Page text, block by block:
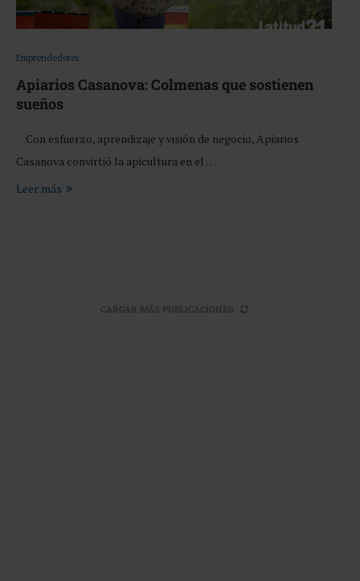
Emprendedores
Apiarios Casanova: Colmenas que sostienen
sueños
Con esfuerzo, aprendizaje y visión de negocio, Apiarios
Casanova convirtió la apicultura en el …
Leer más
CARGAR MÁS PUBLICACIONES